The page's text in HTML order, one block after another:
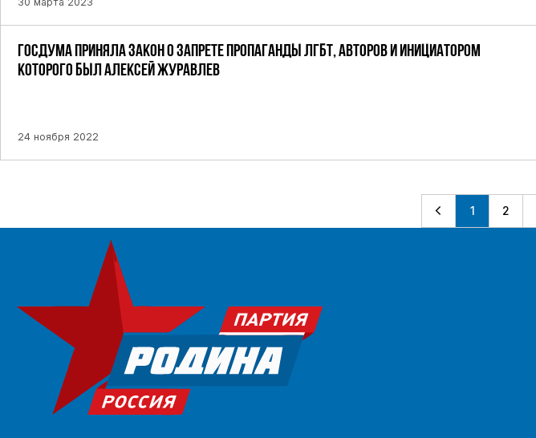
ГОСДУМА ПРИНЯЛА ЗАКОН О ЗАПРЕТЕ ПРОПАГАНДЫ ЛГБТ, АВТОРОВ И ИНИЦИАТОРОМ
КОТОРОГО БЫЛ АЛЕКСЕЙ ЖУРАВЛЕВ
24 ноября 2022
1 2